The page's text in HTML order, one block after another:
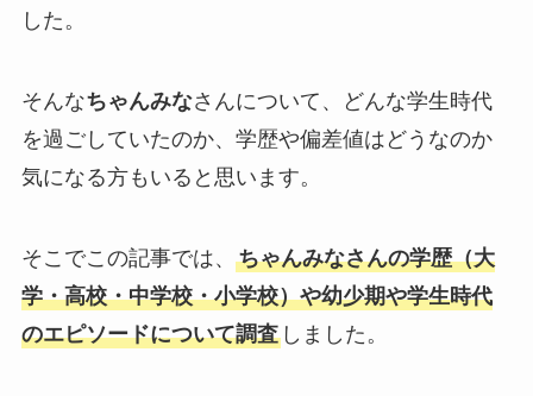
した。
そんなちゃんみなさんについて、どんな学生時代
を過ごしていたのか、学歴や偏差値はどうなのか
気になる方もいると思います。
そこでこの記事では、 ちゃんみなさんの学歴（大
学・高校・中学校・小学校）や幼少期や学生時代
のエピソードについて調査しました。